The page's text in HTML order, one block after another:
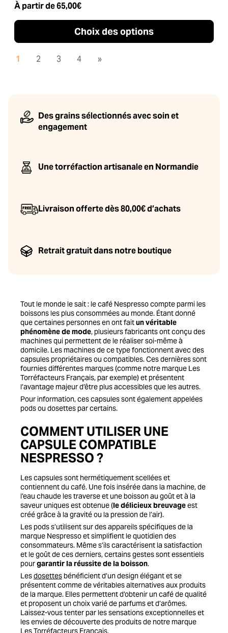
À partir de65,00€
Choix des options
1 2 3 4 »
Des grains sélectionnés avec soin et
engagement
Une torréfaction artisanale en Normandie
Livraison offerte dès 80,00€ d’achats
Retrait gratuit dans notre boutique
Tout le monde le sait : le café Nespresso compte parmi les
boissons les plus consommées au monde. Étant donné
que certaines personnes en ont faitun véritable
phénomène de mode, plusieurs fabricants ont conçu des
machines qui permettent de le réaliser soi-même à
domicile. Les machines de ce type fonctionnent avec des
capsules propriétaires ou compatibles. Ces dernières sont
fournies différentes marques (comme notre marque Les
Torréfacteurs Français, par exemple) et présentent
l’avantage majeur d’être plus accessibles que les autres.
Pour information, ces capsules sont également appelées
pods ou dosettes par certains.
COMMENT UTILISER UNE
CAPSULE COMPATIBLE
NESPRESSO ?
Les capsules sont hermétiquement scellées et
contiennent du café. Une fois insérée dans la machine, de
l’eau chaude les traverse et une boisson au goût et à la
saveur uniques est obtenue (le délicieux breuvageest
créé grâce à la gravité ou la pression de l’air).
Les pods s’utilisent sur des appareils spécifiques de la
marque Nespresso et simplifient le quotidien des
consommateurs. Même s’ils caractérisent la satisfaction
et le goût de ces derniers, certains gestes sont essentiels
pourgarantir la réussite de la boisson.
Lesdosettesbénéficient d’un design élégant et se
présentent comme de véritables alternatives aux produits
de la marque. Elles permettent d’obtenir un café de qualité
et proposent un choix varié de parfums et d’arômes.
Laissez-vous tenter par les sensations exceptionnelles et
les envies de découverte des produits de notre marque
Les Torréfacteurs Français.